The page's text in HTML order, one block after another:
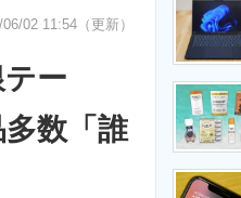
経営リーダーのコミュニティ
製造業のIT導入・活用を支援
02 11:54（更新）
ー
数「誰